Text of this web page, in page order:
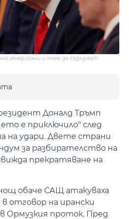
генерирани и може да съдържат
Доналд Тръмп
е приключило" след
на удари. Двете страни
за разбирателство на
прекратяване на
обаче САЩ атакуваха
отговор на ирански
Ормузкия проток. Пред